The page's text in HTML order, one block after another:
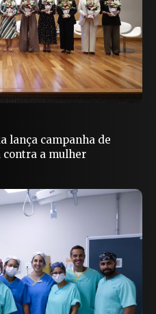
lança campanha de
a mulher